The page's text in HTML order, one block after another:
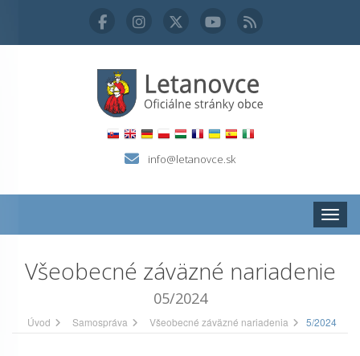
info@letanovce.sk
Všeobecné záväzné nariadenie
05/2024
Úvod Samospráva Všeobecné záväzné nariadenia 5/2024